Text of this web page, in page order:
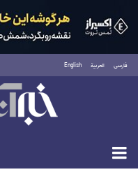
فارسی العربية English
شنبه ۱۷ مرداد ۱۴۰۵